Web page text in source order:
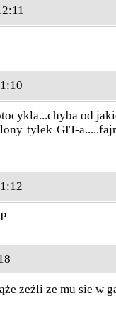
od
tylek GIT-
zeźli ze mu sie w